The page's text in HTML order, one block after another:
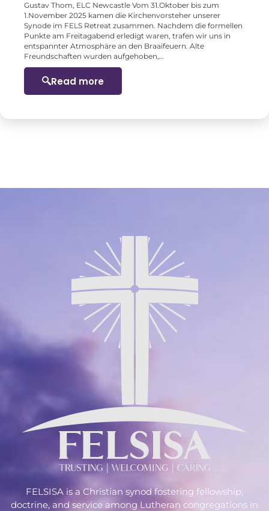
Gustav Thom, ELC Newcastle Vom 31.Oktober bis zum
1.November 2025 kamen die Kirchenvorsteher unserer
Synode im FELS Retreat zusammen. Nachdem die formellen
Punkte am Freitagabend erledigt waren, trafen wir uns in
entspannter Atmosphäre an den Braaifeuern. Alte
Freundschaften wurden aufgehoben,…
Read more
FELSISA is a Christian synod fostering fellowship,
doctrine, and service among Lutheran congregations in